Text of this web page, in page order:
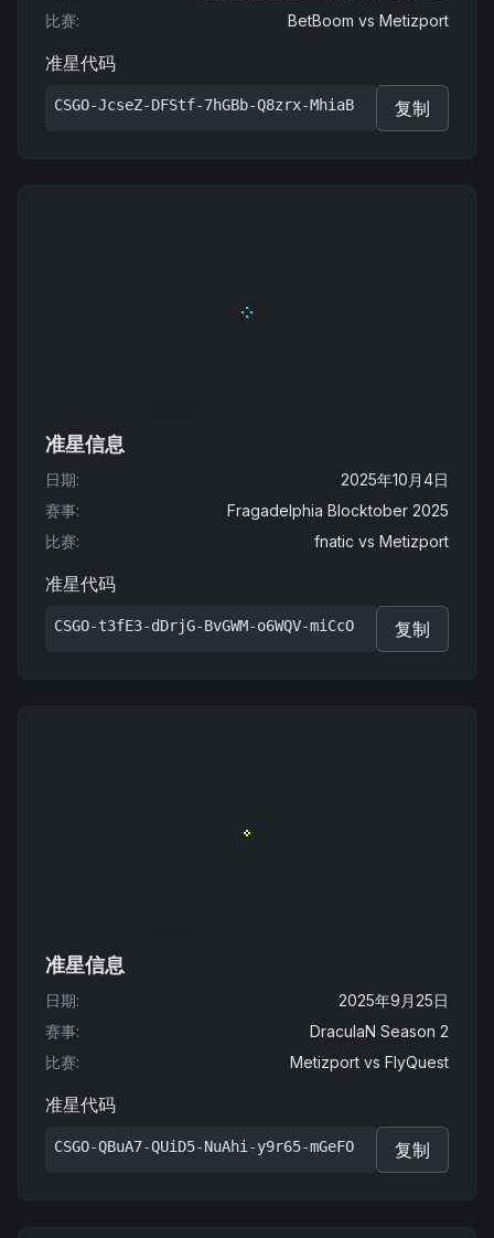
比赛: BetBoom vs Metizport
准星代码
CSGO-JcseZ-DFStf-7hGBb-Q8zrx-MhiaB 复制
准星信息
日期:
2025年10月4日
赛事:
Fragadelphia Blocktober 2025
比赛: fnatic vs Metizport
准星代码
CSGO-t3fE3-dDrjG-BvGWM-o6WQV-miCcO 复制
准星信息
日期:
2025年9月25日
赛事:
DraculaN Season 2
比赛: Metizport vs FlyQuest
准星代码
CSGO-QBuA7-QUiD5-NuAhi-y9r65-mGeFO 复制